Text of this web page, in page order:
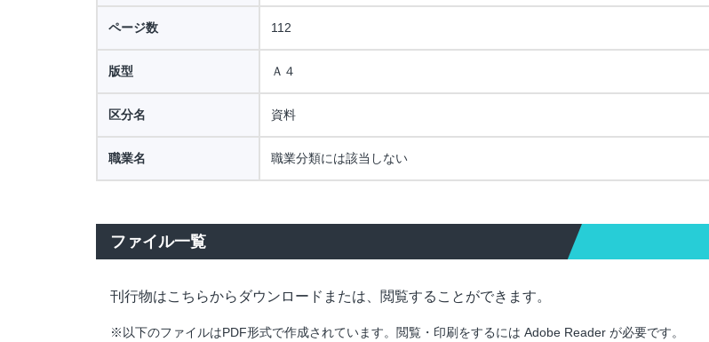
ページ数 112
版型 Ａ４
区分名 資料
職業名 職業分類には該当しない
ファイル一覧
刊行物はこちらからダウンロードまたは、閲覧することができます。
※以下のファイルはPDF形式で作成されています。閲覧・印刷をするには Adobe Reader が必要です。